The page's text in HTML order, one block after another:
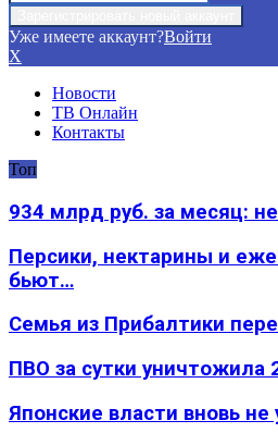
Уже имеете аккаунт?Войти
X
Новости
ТВ Онлайн
Контакты
Топ
934 млрд руб. за месяц:
Персики, нектарины и
бьют…
Семья из Прибалтики
ПВО за сутки уничтожила
Японские власти вновь